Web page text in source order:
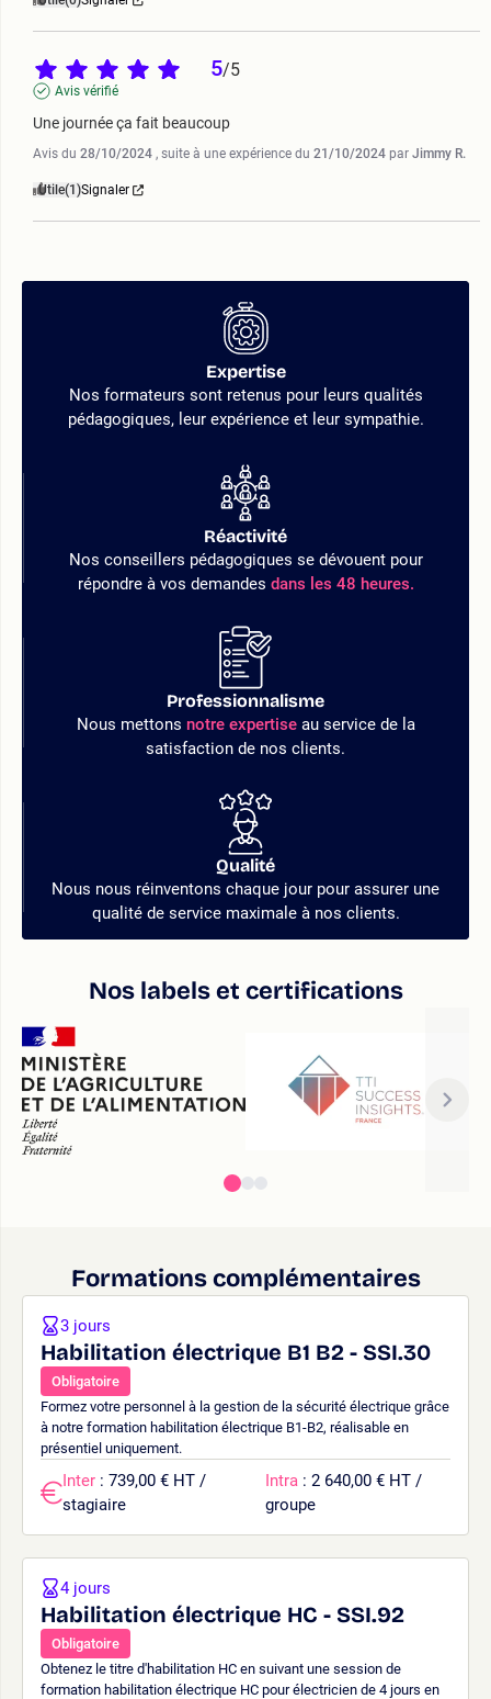
5/5
Avis vérifié
Une journée ça fait beaucoup
Avis du 28/10/2024 , suite à une expérience du 21/10/2024 par Jimmy R.
Utile(1)Signaler
Expertise
Nos formateurs sont retenus pour leurs qualités
pédagogiques, leur expérience et leur sympathie.
Réactivité
Nos conseillers pédagogiques se dévouent pour
répondre à vos demandes dans les 48 heures.
Professionnalisme
Nous mettons notre expertiseau service de la
satisfaction de nos clients.
Qualité
Nous nous réinventons chaque jour pour assurer une
qualité de service maximale à nos clients.
Nos labels et certifications
Formations complémentaires
Habilitation électrique B1 B2 - SSI.30
Obligatoire
Formez votre personnel à la gestion de la sécurité électrique grâce
à notre formation habilitation électrique B1-B2, réalisable en
présentiel uniquement.
3 jours
Inter : 739,00 € HT /
stagiaire
Intra : 2 640,00 € HT /
groupe
Habilitation électrique HC - SSI.92
Obligatoire
Obtenez le titre d'habilitation HC en suivant une session de
formation habilitation électrique HC pour électricien de 4 jours en
4 jours